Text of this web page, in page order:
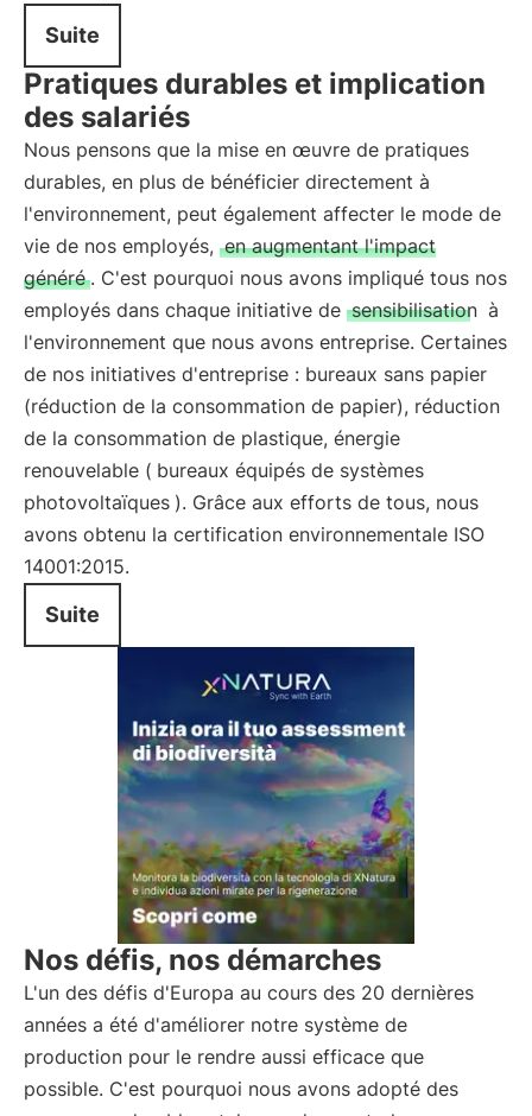
Suite
Pratiques durables et implication
des salariés
Nous pensons que la mise en œuvre de pratiques
durables, en plus de bénéficier directement à
l'environnement, peut également affecter le mode de
vie de nos employés, en augmentant l'impact
généré . C'est pourquoi nous avons impliqué tous nos
employés dans chaque initiative de sensibilisation à
l'environnement que nous avons entreprise. Certaines
de nos initiatives d'entreprise : bureaux sans papier
(réduction de la consommation de papier), réduction
de la consommation de plastique, énergie
renouvelable ( bureaux équipés de systèmes
photovoltaïques ). Grâce aux efforts de tous, nous
avons obtenu la certification environnementale ISO
14001:2015.
Suite
Nos défis, nos démarches
L'un des défis d'Europa au cours des 20 dernières
années a été d'améliorer notre système de
production pour le rendre aussi efficace que
possible. C'est pourquoi nous avons adopté des